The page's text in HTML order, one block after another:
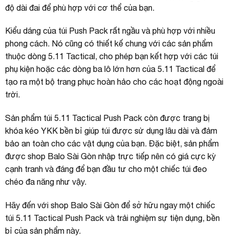
độ dài đai để phù hợp với cơ thể của bạn.
Kiểu dáng của túi Push Pack rất ngầu và phù hợp với nhiều
phong cách. Nó cũng có thiết kế chung với các sản phẩm
thuộc dòng 5.11 Tactical, cho phép bạn kết hợp với các túi
phụ kiện hoặc các dòng ba lô lớn hơn của 5.11 Tactical để
tạo ra một bộ trang phục hoàn hảo cho các hoạt động ngoài
trời.
Sản phẩm túi 5.11 Tactical Push Pack còn được trang bị
khóa kéo YKK bền bỉ giúp túi được sử dụng lâu dài và đảm
bảo an toàn cho các vật dụng của bạn. Đặc biệt, sản phẩm
được shop Balo Sài Gòn nhập trực tiếp nên có giá cực kỳ
cạnh tranh và đáng để bạn đầu tư cho một chiếc túi đeo
chéo đa năng như vậy.
Hãy đến với shop Balo Sài Gòn để sở hữu ngay một chiếc
túi 5.11 Tactical Push Pack và trải nghiệm sự tiện dụng, bền
bỉ của sản phẩm này.